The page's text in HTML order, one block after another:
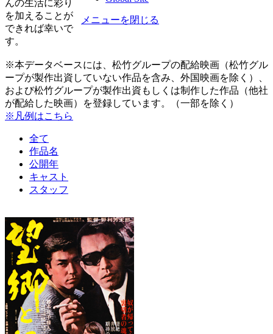
メニューを閉じる
んの生活に彩り
を加えることが
できれば幸いで
す。
※本データベースには、松竹グループの配給映画（松竹グル
ープが製作出資していない作品を含み、外国映画を除く）、
および松竹グループが製作出資もしくは制作した作品（他社
が配給した映画）を登録しています。（一部を除く）
※凡例はこちら
全て
作品名
公開年
キャスト
スタッフ